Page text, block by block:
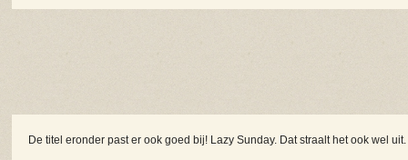
De titel eronder past er ook goed bij! Lazy Sunday. Dat straalt het ook wel uit.